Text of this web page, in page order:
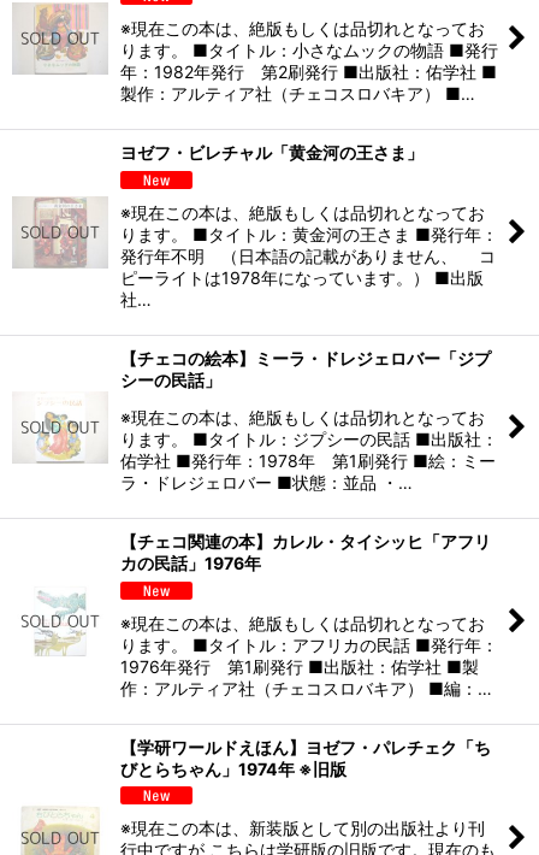
※現在この本は、絶版もしくは品切れとなってお
ります。 ■タイトル：小さなムックの物語 ■発行
年：1982年発行 第2刷発行 ■出版社：佑学社 ■
製作：アルティア社（チェコスロバキア） ■…
ヨゼフ・ビレチャル「黄金河の王さま」
※現在この本は、絶版もしくは品切れとなってお
ります。 ■タイトル：黄金河の王さま ■発行年：
発行年不明 （日本語の記載がありません、 コ
ピーライトは1978年になっています。） ■出版
社…
【チェコの絵本】ミーラ・ドレジェロバー「ジプ
シーの民話」
※現在この本は、絶版もしくは品切れとなってお
ります。 ■タイトル：ジプシーの民話 ■出版社：
佑学社 ■発行年：1978年 第1刷発行 ■絵：ミー
ラ・ドレジェロバー ■状態：並品 ・…
【チェコ関連の本】カレル・タイシッヒ「アフリ
カの民話」1976年
※現在この本は、絶版もしくは品切れとなってお
ります。 ■タイトル：アフリカの民話 ■発行年：
1976年発行 第1刷発行 ■出版社：佑学社 ■製
作：アルティア社（チェコスロバキア） ■編：…
【学研ワールドえほん】ヨゼフ・パレチェク「ち
びとらちゃん」1974年 ※旧版
※現在この本は、新装版として別の出版社より刊
行中ですが こちらは学研版の旧版です。現在のも